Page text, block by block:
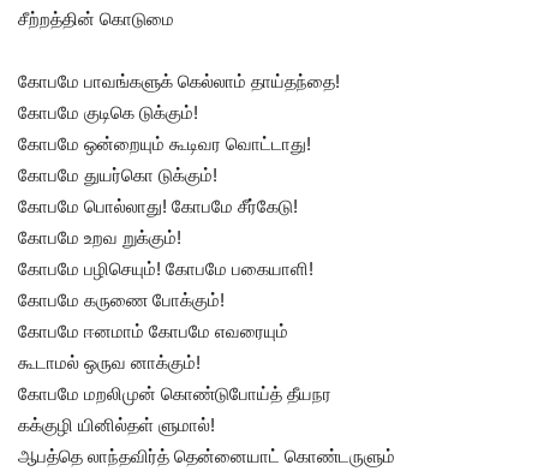
சீற்றத்தின் கொடுமை
கோபமே பாவங்களுக் கெல்லாம் தாய்தந்தை!
கோபமே குடிகெ டுக்கும்!
கோபமே ஒன்றையும் கூடிவர வொட்டாது!
கோபமே துயர்கொ டுக்கும்!
கோபமே பொல்லாது! கோபமே சீர்கேடு!
கோபமே உறவ றுக்கும்!
கோபமே பழிசெயும்! கோபமே பகையாளி!
கோபமே கருணை போக்கும்!
கோபமே ஈனமாம் கோபமே எவரையும்
கூடாமல் ஒருவ னாக்கும்!
கோபமே மறலிமுன் கொண்டுபோய்த் தீயநர
கக்குழி யினில்தள் ளுமால்!
ஆபத்தெ லாந்தவிர்த் தென்னையாட் கொண்டருளும்